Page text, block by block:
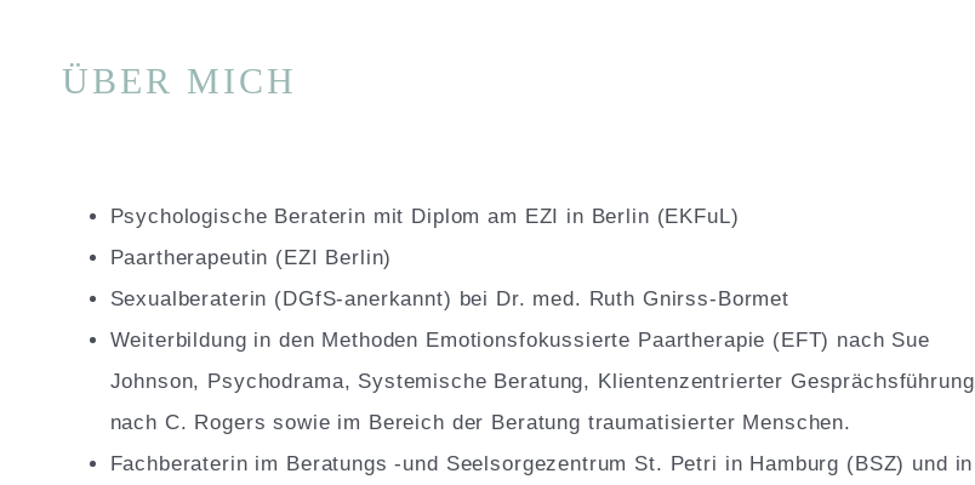
ÜBER MICH
Psychologische Beraterin mit Diplom am EZI in Berlin (EKFuL)
Paartherapeutin (EZI Berlin)
Sexualberaterin (DGfS-anerkannt) bei Dr. med. Ruth Gnirss-Bormet
Weiterbildung in den Methoden Emotionsfokussierte Paartherapie (EFT) nach Sue
Johnson, Psychodrama, Systemische Beratung, Klientenzentrierter Gesprächsführung
nach C. Rogers sowie im Bereich der Beratung traumatisierter Menschen.
Fachberaterin im Beratungs -und Seelsorgezentrum St. Petri in Hamburg (BSZ) und in